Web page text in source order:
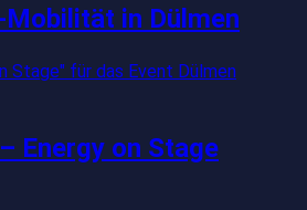
in Dülmen
Energy on Stage